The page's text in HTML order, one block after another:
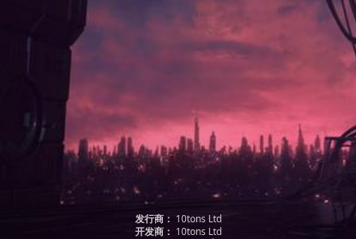
发行商： 10tons Ltd
开发商： 10tons Ltd